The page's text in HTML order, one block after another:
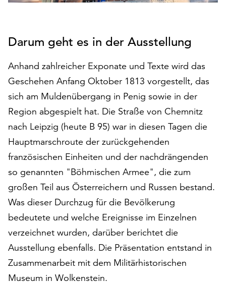
um
Cookies
zu
akzeptieren.
Sie
können
Ihr
Einverständnis
jederzeit
ändern
und
widerrufen.
Dafür
steht
Ihnen
am
Ende
der
Seite
die
Darum geht es in der Ausstellung
Anhand zahlreicher Exponate und Texte wird das
Geschehen Anfang Oktober 1813 vorgestellt, das
sich am Muldenübergang in Penig sowie in der
Region abgespielt hat. Die Straße von Chemnitz
nach Leipzig (heute B 95) war in diesen Tagen die
Hauptmarschroute der zurückgehenden
französischen Einheiten und der nachdrängenden
so genannten "Böhmischen Armee", die zum
großen Teil aus Österreichern und Russen bestand.
Was dieser Durchzug für die Bevölkerung
bedeutete und welche Ereignisse im Einzelnen
verzeichnet wurden, darüber berichtet die
Ausstellung ebenfalls. Die Präsentation entstand in
Zusammenarbeit mit dem Militärhistorischen
Museum in Wolkenstein.